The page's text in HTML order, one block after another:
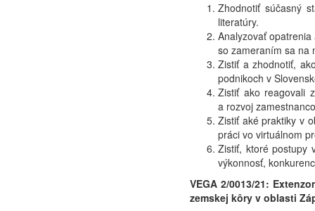
Zhodnotiť súčasný
literatúry.
Analyzovať
so zameraním sa na
Zistiť a zhodnotiť,
podnikoch v
Zistiť ako reagovali
a rozvoj
Zistiť aké praktiky v
práci vo virtuálnom
Zistiť, ktoré postupy
výkonnosť,
VEGA 2/0013/21:
zemskej kôry v oblasti